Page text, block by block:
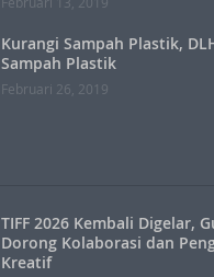
Kurangi Sampah Plastik,
Sampah Plastik
Februari 26, 2019
TIFF 2026 Kembali Digelar,
Dorong Kolaborasi dan
Kreatif